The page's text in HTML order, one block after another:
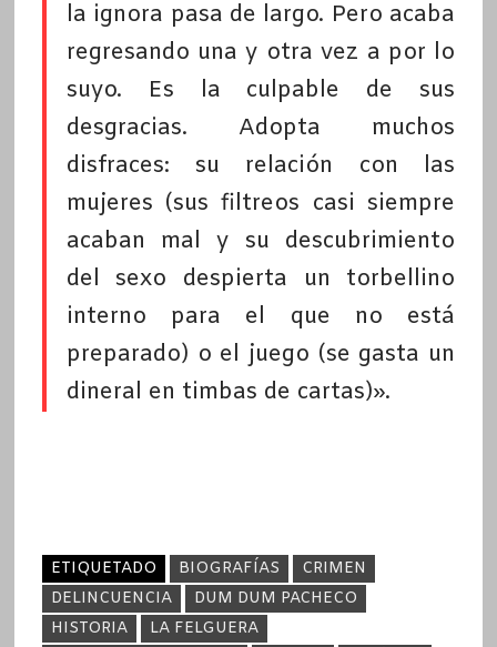
la ignora pasa de largo. Pero acaba
regresando una y otra vez a por lo
suyo. Es la culpable de sus
desgracias. Adopta muchos
disfraces: su relación con las
mujeres (sus filtreos casi siempre
acaban mal y su descubrimiento
del sexo despierta un torbellino
interno para el que no está
preparado) o el juego (se gasta un
dineral en timbas de cartas)».
ETIQUETADO BIOGRAFÍAS
CRIMEN
DELINCUENCIA
DUM DUM PACHECO
HISTORIA
LA FELGUERA